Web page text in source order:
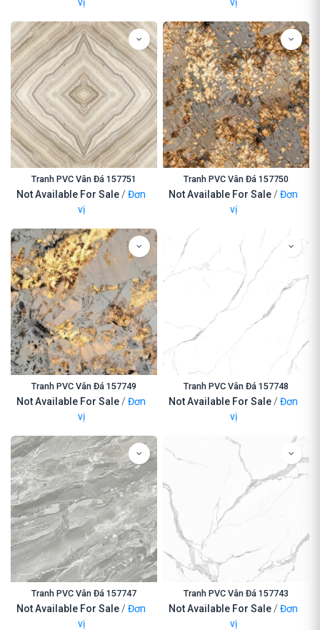
Tranh PVC Vân Đá 157751
Not Available For Sale/Đơn
vị
Tranh PVC Vân Đá 157750
Not Available For Sale/Đơn
vị
Tranh PVC Vân Đá 157749
Not Available For Sale/Đơn
vị
Tranh PVC Vân Đá 157748
Not Available For Sale/Đơn
vị
Tranh PVC Vân Đá 157747
Not Available For Sale/Đơn
vị
Tranh PVC Vân Đá 157743
Not Available For Sale/Đơn
vị